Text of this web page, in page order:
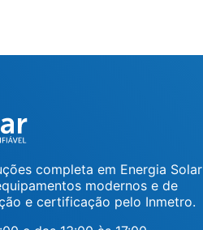
completa em Energia Solar
modernos e de
e certificação pelo Inmetro.